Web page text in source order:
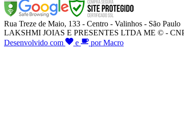
Rua Treze de Maio, 133 - Centro - Valinhos - São Paulo
LAKSHMI JOIAS E PRESENTES LTDA ME © -
Desenvolvido com
e por Macro